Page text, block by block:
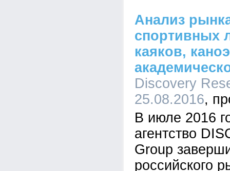
Анализ
спортивных
каяков,
Discovery
25.08.2016
В июле 2016
агентство
Group
российского